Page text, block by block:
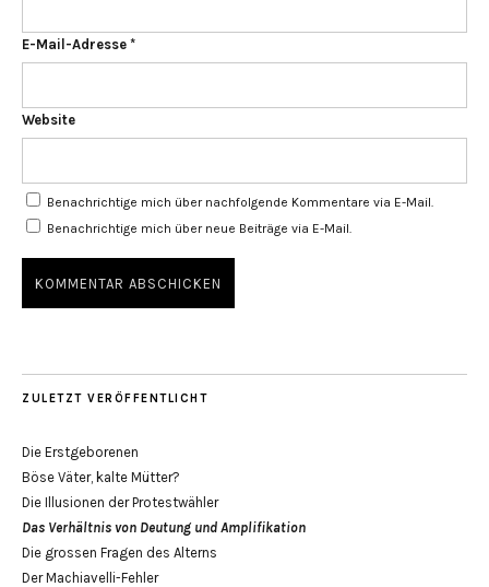
E-Mail-Adresse *
Website
Benachrichtige mich über nachfolgende Kommentare via E-Mail.
Benachrichtige mich über neue Beiträge via E-Mail.
ZULETZT VERÖFFENTLICHT
Die Erstgeborenen
Böse Väter, kalte Mütter?
Die Illusionen der Protestwähler
Das Verhältnis von Deutung und Amplifikation
Die grossen Fragen des Alterns
Der Machiavelli-Fehler